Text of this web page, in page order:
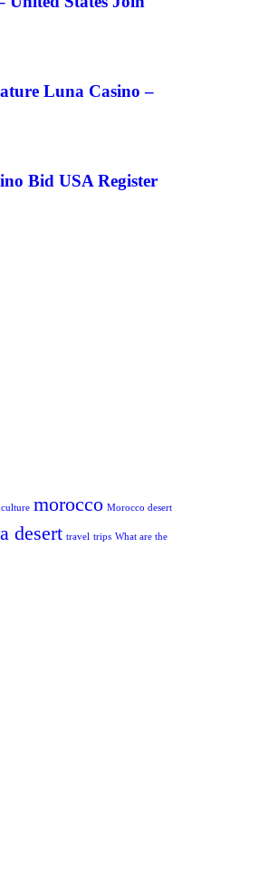
Luna Casino –
Bid USA Register
morocco Morocco desert
desert travel trips What are the